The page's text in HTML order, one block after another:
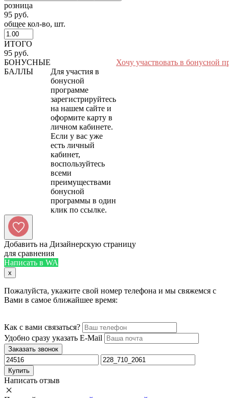
розница
95 руб.
общее кол-во, шт.
ИТОГО
95 руб.
БОНУСНЫЕ
БАЛЛЫ
Для участия в
бонусной
программе
зарегистрируйтесь
на нашем сайте и
оформите карту в
личном кабинете.
Если у вас уже
есть личный
кабинет,
воспользуйтесь
всеми
преимуществами
бонусной
программы в один
Хочу участвовать в бонусной
Добавить на Дизайнерскую страницу
для сравнения
Написать в WA
x
Пожалуйста, укажите свой номер телефона и мы свяжемся с
Вами в самое ближайшее время:
Как с вами связаться?
Удобно сразу указать E-Mail
Заказать звонок
Купить
Написать отзыв